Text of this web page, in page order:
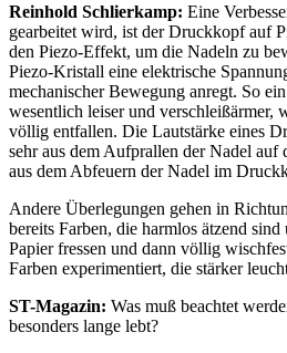
Reinhold Schlierkamp: Eine
gearbeitet wird, ist der Druckkopf auf
den Piezo-Effekt, um die Nadeln zu
Piezo-Kristall eine elektrische
mechanischer Bewegung anregt. So
wesentlich leiser und verschleißärmer,
völlig entfallen. Die Lautstärke eines
sehr aus dem Aufprallen der Nadel auf
aus dem Abfeuern der Nadel im
Andere Überlegungen gehen in
bereits Farben, die harmlos ätzend
Papier fressen und dann völlig
Farben experimentiert, die stärker
ST-Magazin: Was muß beachtet
besonders lange lebt?